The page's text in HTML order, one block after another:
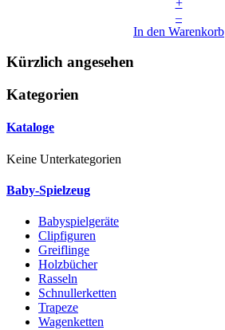
–
In den Warenkorb
Kürzlich angesehen
Kategorien
Kataloge
Keine Unterkategorien
Baby-Spielzeug
Babyspielgeräte
Clipfiguren
Greiflinge
Holzbücher
Rasseln
Schnullerketten
Trapeze
Wagenketten